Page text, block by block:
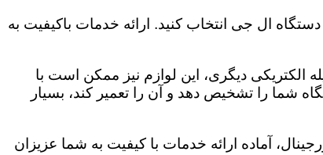
ال جی انتخاب کنید. ارائه خدمات باکیفیت به
الکتریکی دیگری، این لوازم نیز ممکن است با
شما را تشخیص دهد و آن را تعمیر کند، بسیار
آماده ارائه خدمات با کیفیت به شما عزیزان